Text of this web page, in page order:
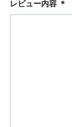
レビュー内容 ＊